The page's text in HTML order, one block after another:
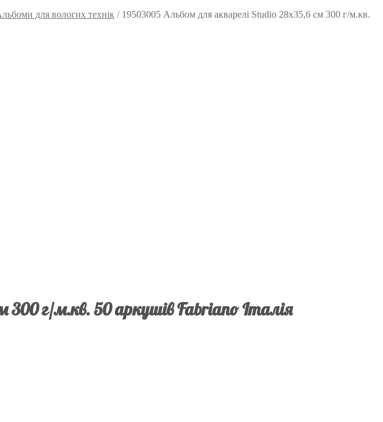
для вологих технік / 19503005 Альбом для акварелі Studio 28х35,6 см 300 г/м.кв.
300 г/м.кв. 50 аркушів Fabriano Італія